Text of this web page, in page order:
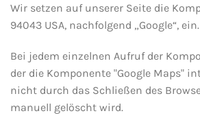
Wir setzen auf unserer Seite die
94043 USA, nachfolgend „Google“, ein.
Bei jedem einzelnen Aufruf der
der die Komponente "Google Maps"
nicht durch das Schließen des
manuell gelöscht wird.